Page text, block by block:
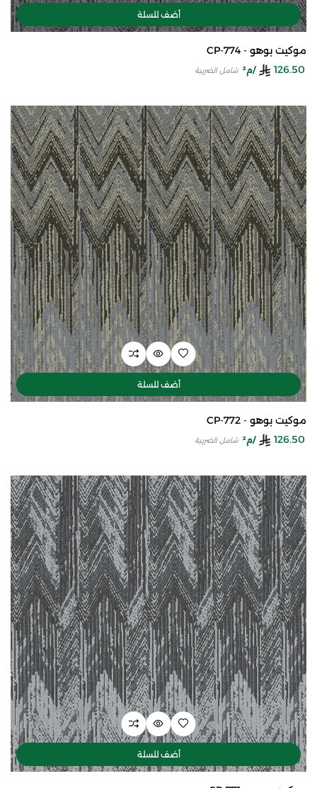
أضف للسلة
موكيت بوهو - CP-774
126.50
/م² شامل الضريبة
أضف للسلة
موكيت بوهو - CP-772
126.50
/م² شامل الضريبة
أضف للسلة